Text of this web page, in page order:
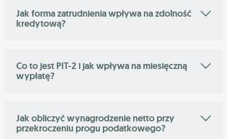
Jak forma zatrudnienia wpływa na zdolność
kredytową?
Co to jest PIT-2 i jak wpływa na miesięczną
wypłatę?
Jak obliczyć wynagrodzenie netto przy
przekroczeniu progu podatkowego?